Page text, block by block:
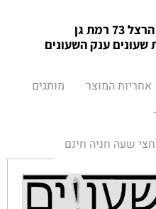
רמת גן
שעונים ענק השעונים
אחריות המוצר
מותגים
חצי שעה חניה חינם